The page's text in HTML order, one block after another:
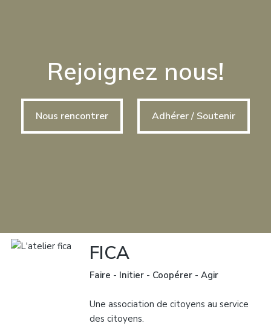
Rejoignez nous!
Nous rencontrer Adhérer / Soutenir
FICA
Faire - Initier- Coopérer- Agir
Une association de citoyens au service
des citoyens.